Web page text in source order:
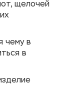
щелочей
чему в
в